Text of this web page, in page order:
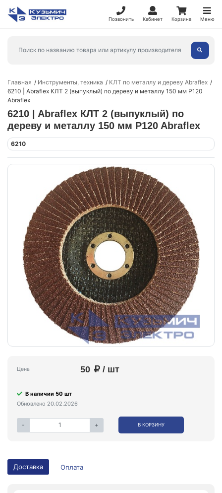
Позвонить Кабинет Корзина Меню
Главная Инструменты, техника
КЛТ по металлу и дереву Abraflex
6210 | Abraflex КЛТ 2 (выпуклый) по дереву и металлу 150 мм P120
Abraflex
6210 | Abraflex КЛТ 2 (выпуклый) по
дереву и металлу 150 мм P120 Abraflex
6210
Цена 50 / шт
В наличии 50 шт
Обновлено 20.02.2026
- + В КОРЗИНУ
Доставка Оплата